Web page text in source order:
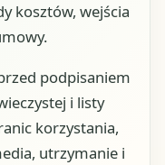
kosztów, wejścia
podpisaniem
i listy
korzystania,
utrzymanie i